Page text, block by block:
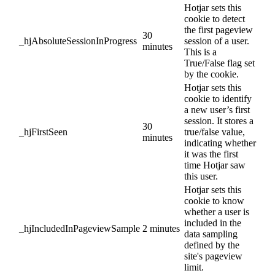
_hjAbsoluteSessionInProgress
30
minutes
Hotjar sets this
cookie to detect
the first pageview
session of a user.
This is a
True/False flag set
by the cookie.
_hjFirstSeen
30
minutes
Hotjar sets this
cookie to identify
a new user’s first
session. It stores a
true/false value,
indicating whether
it was the first
time Hotjar saw
this user.
_hjIncludedInPageviewSample 2 minutes
Hotjar sets this
cookie to know
whether a user is
included in the
data sampling
defined by the
site's pageview
limit.